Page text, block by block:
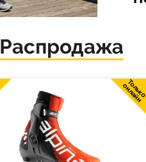
Распродажа
Только
онлайн